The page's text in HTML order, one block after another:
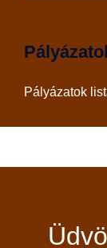
Pályázatok